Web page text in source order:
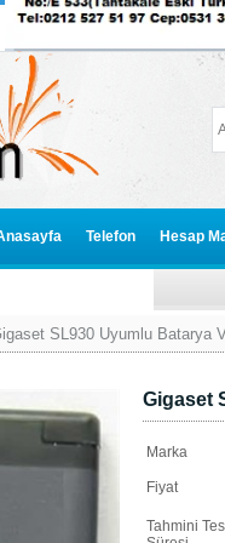
Telefon Hesap
SL930 Uyumlu Batarya
Gigaset
Marka
Fiyat
Tahmini